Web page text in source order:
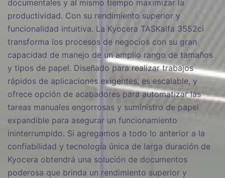
documentales y al mismo tiempo maximizar la
productividad. Con su rendimiento superior y
funcionalidad intuitiva. La Kyocera TASKalfa 3552ci
transforma los procesos de negocios con su gran
capacidad de manejo de un amplio rango de tamaños
y tipos de papel. Diseñado para realizar trabajos
rápidos de aplicaciones exigentes, es escalable, y
ofrece opción de acabadores para automatizar las
tareas manuales engorrosas y suministro de papel
expandible para asegurar un funcionamiento
ininterrumpido. Si agregamos a todo lo anterior a la
confiabilidad y tecnología única de larga duración de
Kyocera obtendrá una solución de documentos
poderosa que brinda un rendimiento superior y